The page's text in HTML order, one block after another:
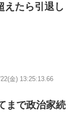
えたら引退し
金) 13:25:13.66
まで政治家続